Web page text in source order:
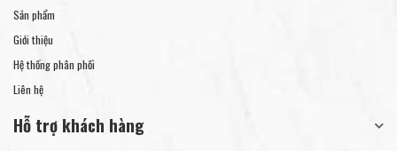
Sản phẩm
Giới thiệu
Hệ thống phân phối
Liên hệ
Hỗ trợ khách hàng